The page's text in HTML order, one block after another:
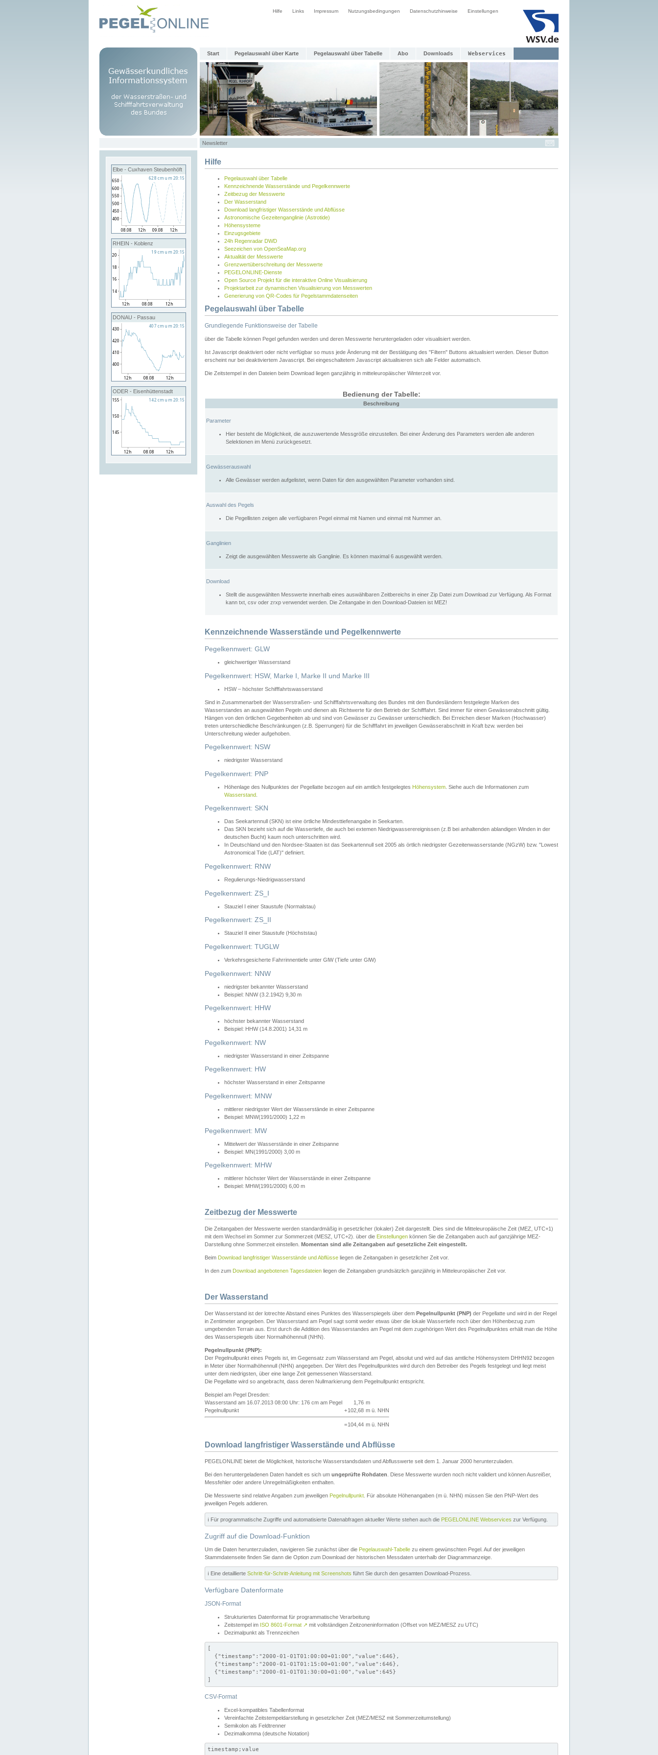
Hilfe Links Impressum Nutzungsbedingungen Datenschutzhinweise Einstellungen
Start Pegelauswahl über Karte Pegelauswahl über Tabelle Abo Downloads Webservices
Newsletter
Elbe - Cuxhaven Steubenhöft
RHEIN - Koblenz
DONAU - Passau
ODER - Eisenhüttenstadt
Hilfe
Pegelauswahl über Tabelle
Kennzeichnende Wasserstände und Pegelkennwerte
Zeitbezug der Messwerte
Der Wasserstand
Download langfristiger Wasserstände und Abflüsse
Astronomische Gezeitenganglinie (Astrotide)
Höhensysteme
Einzugsgebiete
24h Regenradar DWD
Seezeichen von OpenSeaMap.org
Aktualität der Messwerte
Grenzwertüberschreitung der Messwerte
PEGELONLINE-Dienste
Open Source Projekt für die interaktive Online Visualisierung
Projektarbeit zur dynamischen Visualisierung von Messwerten
Generierung von QR-Codes für Pegelstammdatenseiten
Pegelauswahl über Tabelle
Grundlegende Funktionsweise der Tabelle
über die Tabelle können Pegel gefunden werden und deren Messwerte heruntergeladen oder visualisiert werden.
Ist Javascript deaktiviert oder nicht verfügbar so muss jede Änderung mit der Bestätigung des "Filtern" Buttons aktualisiert werden. Dieser Button
erscheint nur bei deaktiviertem Javascript. Bei eingeschaltetem Javascript aktualisieren sich alle Felder automatisch.
Die Zeitstempel in den Dateien beim Download liegen ganzjährig in mitteleuropäischer Winterzeit vor.
Bedienung der Tabelle:
Beschreibung
Parameter
Hier besteht die Möglichkeit, die auszuwertende Messgröße einzustellen. Bei einer Änderung des Parameters werden alle anderen
Selektionen im Menü zurückgesetzt.
Gewässerauswahl
Alle Gewässer werden aufgelistet, wenn Daten für den ausgewählten Parameter vorhanden sind.
Auswahl des Pegels
Die Pegellisten zeigen alle verfügbaren Pegel einmal mit Namen und einmal mit Nummer an.
Ganglinien
Zeigt die ausgewählten Messwerte als Ganglinie. Es können maximal 6 ausgewählt werden.
Download
Stellt die ausgewählten Messwerte innerhalb eines auswählbaren Zeitbereichs in einer Zip Datei zum Download zur Verfügung. Als Format
kann txt, csv oder zrxp verwendet werden. Die Zeitangabe in den Download-Dateien ist MEZ!
Kennzeichnende Wasserstände und Pegelkennwerte
Pegelkennwert: GLW
gleichwertiger Wasserstand
Pegelkennwert: HSW, Marke I, Marke II und Marke III
HSW – höchster Schifffahrtswasserstand
Sind in Zusammenarbeit der Wasserstraßen- und Schifffahrtsverwaltung des Bundes mit den Bundesländern festgelegte Marken des
Wasserstandes an ausgewählten Pegeln und dienen als Richtwerte für den Betrieb der Schifffahrt. Sind immer für einen Gewässerabschnitt gültig.
Hängen von den örtlichen Gegebenheiten ab und sind von Gewässer zu Gewässer unterschiedlich. Bei Erreichen dieser Marken (Hochwasser)
treten unterschiedliche Beschränkungen (z.B. Sperrungen) für die Schifffahrt im jeweiligen Gewässerabschnitt in Kraft bzw. werden bei
Unterschreitung wieder aufgehoben.
Pegelkennwert: NSW
niedrigster Wasserstand
Pegelkennwert: PNP
Höhenlage des Nullpunktes der Pegellatte bezogen auf ein amtlich festgelegtes Höhensystem . Siehe auch die Informationen zum
Wasserstand
Pegelkennwert: SKN
Das Seekartennull (SKN) ist eine örtliche Mindesttiefenangabe in Seekarten.
Das SKN bezieht sich auf die Wassertiefe, die auch bei extemen Niedrigwasserereignissen (z.B bei anhaltenden ablandigen Winden in der
deutschen Bucht) kaum noch unterschritten wird.
In Deutschland und den Nordsee-Staaten ist das Seekartennull seit 2005 als örtlich niedrigster Gezeitenwasserstande (NGzW) bzw. "Lowest
Astronomical Tide (LAT)" definiert.
Pegelkennwert: RNW
Regulierungs-Niedrigwasserstand
Pegelkennwert: ZS_I
Stauziel I einer Staustufe (Normalstau)
Pegelkennwert: ZS_II
Stauziel II einer Staustufe (Höchststau)
Pegelkennwert: TUGLW
Verkehrsgesicherte Fahrrinnentiefe unter GlW (Tiefe unter GlW)
Pegelkennwert: NNW
niedrigster bekannter Wasserstand
Beispiel: NNW (3.2.1942) 9,30 m
Pegelkennwert: HHW
höchster bekannter Wasserstand
Beispiel: HHW (14.8.2001) 14,31 m
Pegelkennwert: NW
niedrigster Wasserstand in einer Zeitspanne
Pegelkennwert: HW
höchster Wasserstand in einer Zeitspanne
Pegelkennwert: MNW
mittlerer niedrigster Wert der Wasserstände in einer Zeitspanne
Beispiel: MNW(1991/2000) 1,22 m
Pegelkennwert: MW
Mittelwert der Wasserstände in einer Zeitspanne
Beispiel: MN(1991/2000) 3,00 m
Pegelkennwert: MHW
mittlerer höchster Wert der Wasserstände in einer Zeitspanne
Beispiel: MHW(1991/2000) 6,00 m
Zeitbezug der Messwerte
Die Zeitangaben der Messwerte werden standardmäßig in gesetzlicher (lokaler) Zeit dargestellt. Dies sind die Mitteleuropäische Zeit (MEZ, UTC+1)
mit dem Wechsel im Sommer zur Sommerzeit (MESZ, UTC+2). über die Einstellungen können Sie die Zeitangaben auch auf ganzjährige MEZ-
Darstellung ohne Sommerzeit einstellen. Momentan sind alle Zeitangaben auf gesetzliche Zeit eingestellt.
Beim Download langfristiger Wasserstände und Abflüsse liegen die Zeitangaben in gesetzlicher Zeit vor.
In den zum Download angebotenen Tagesdateien liegen die Zeitangaben grundsätzlich ganzjährig in Mitteleuropäischer Zeit vor.
Der Wasserstand
Der Wasserstand ist der lotrechte Abstand eines Punktes des Wasserspiegels über dem Pegelnullpunkt (PNP) der Pegellatte und wird in der Regel
in Zentimeter angegeben. Der Wasserstand am Pegel sagt somit weder etwas über die lokale Wassertiefe noch über den Höhenbezug zum
umgebenden Terrain aus. Erst durch die Addition des Wasserstandes am Pegel mit dem zugehörigen Wert des Pegelnullpunktes erhält man die Höhe
des Wasserspiegels über Normalhöhennull (NHN).
Pegelnullpunkt (PNP):
Der Pegelnullpunkt eines Pegels ist, im Gegensatz zum Wasserstand am Pegel, absolut und wird auf das amtliche Höhensystem DHHN92 bezogen
in Meter über Normalhöhennull (NHN) angegeben. Der Wert des Pegelnullpunktes wird durch den Betreiber des Pegels festgelegt und liegt meist
unter dem niedrigsten, über eine lange Zeit gemessenen Wasserstand.
Die Pegellatte wird so angebracht, dass deren Nullmarkierung dem Pegelnullpunkt entspricht.
Beispiel am Pegel Dresden:
Wasserstand am 16.07.2013 08:00 Uhr: 176 cm am Pegel
1,76 m
Pegelnullpunkt
+102,68 m ü. NHN
=104,44 m ü. NHN
Download langfristiger Wasserstände und Abflüsse
PEGELONLINE bietet die Möglichkeit, historische Wasserstandsdaten und Abflusswerte seit dem 1. Januar 2000 herunterzuladen.
Bei den heruntergeladenen Daten handelt es sich um ungeprüfte Rohdaten . Diese Messwerte wurden noch nicht validiert und können Ausreißer,
Messfehler oder andere Unregelmäßigkeiten enthalten.
Die Messwerte sind relative Angaben zum jeweiligen Pegelnullpunkt . Für absolute Höhenangaben (m ü. NHN) müssen Sie den PNP-Wert des
jeweiligen Pegels addieren.
ℹ️ Für programmatische Zugriffe und automatisierte Datenabfragen aktueller Werte stehen auch die PEGELONLINE Webservices zur Verfügung.
Zugriff auf die Download-Funktion
Um die Daten herunterzuladen, navigieren Sie zunächst über die Pegelauswahl-Tabelle zu einem gewünschten Pegel. Auf der jeweiligen
Stammdatenseite finden Sie dann die Option zum Download der historischen Messdaten unterhalb der Diagrammanzeige.
ℹ️ Eine detaillierte Schritt-für-Schritt-Anleitung mit Screenshots führt Sie durch den gesamten Download-Prozess.
Verfügbare Datenformate
JSON-Format
Strukturiertes Datenformat für programmatische Verarbeitung
Zeitstempel im ISO 8601-Format ↗ mit vollständigen Zeitzoneninformation (Offset von MEZ/MESZ zu UTC)
Dezimalpunkt als Trennzeichen
[
  {"timestamp":"2000-01-01T01:00:00+01:00","value":646},
  {"timestamp":"2000-01-01T01:15:00+01:00","value":646},
  {"timestamp":"2000-01-01T01:30:00+01:00","value":645}
]
CSV-Format
Excel-kompatibles Tabellenformat
Vereinfachte Zeitstempeldarstellung in gesetzlicher Zeit (MEZ/MESZ mit Sommerzeitumstellung)
Semikolon als Feldtrenner
Dezimalkomma (deutsche Notation)
timestamp;value